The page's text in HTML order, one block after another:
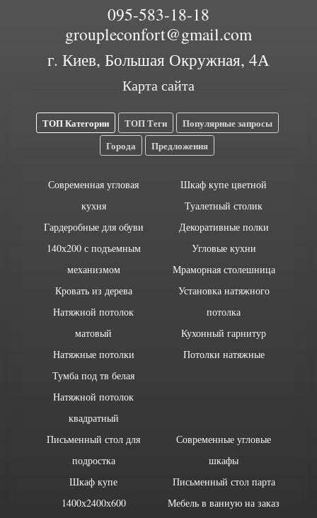
095-583-18-18
groupleconfort@gmail.com
г. Киев, Большая Окружная, 4А
Карта сайта
ТОП Категории ТОП Теги
Популярные запросы
Города
Предложения
Современная угловая
кухня
Гардеробные для обуви
140х200 с подъемным
механизмом
Кровать из дерева
Натяжной потолок
матовый
Натяжные потолки
Тумба под тв белая
Натяжной потолок
квадратный
Шкаф купе цветной
Туалетный столик
Декоративные полки
Угловые кухни
Мраморная столешница
Установка натяжного
потолка
Кухонный гарнитур
Потолки натяжные
Письменный стол для
подростка
Шкаф купе
1400х2400х600
Современные угловые
шкафы
Письменный стол парта
Мебель в ванную на заказ